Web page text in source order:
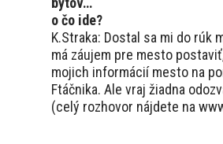
o čo ide?
K.Straka: Dostal sa mi do rúk
má záujem pre mesto
mojich informácií mesto na
Ftáčnika. Ale vraj žiadna
(celý rozhovor nájdete na